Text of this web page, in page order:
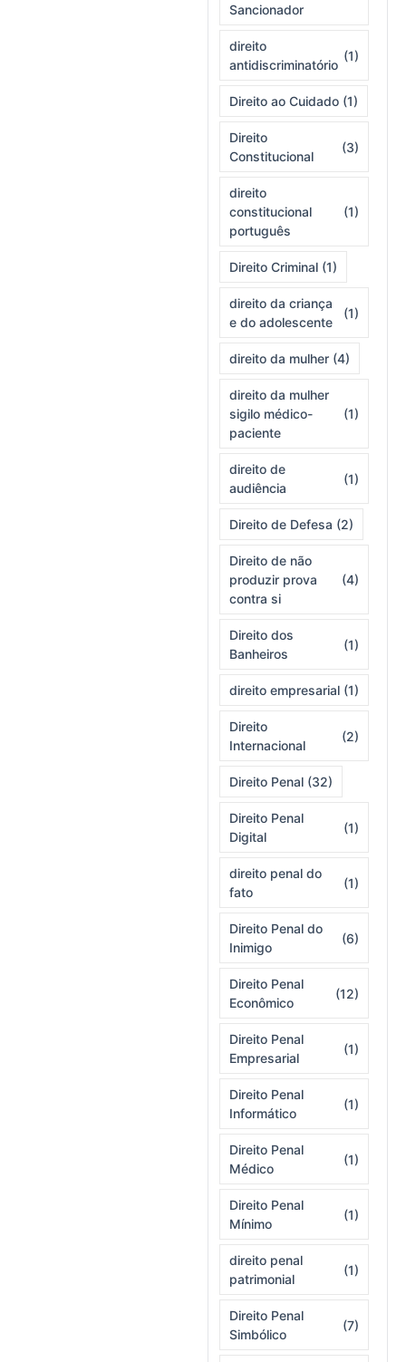
Sancionador
direito
antidiscriminatório
(1)
Direito ao Cuidado (1)
Direito
Constitucional
(3)
direito
constitucional
português
(1)
Direito Criminal (1)
direito da criança
e do adolescente
(1)
direito da mulher (4)
direito da mulher
sigilo médico-
paciente
(1)
direito de
audiência
(1)
Direito de Defesa (2)
Direito de não
produzir prova
contra si
(4)
Direito dos
Banheiros
(1)
direito empresarial (1)
Direito
Internacional
(2)
Direito Penal (32)
Direito Penal
Digital
(1)
direito penal do
fato
(1)
Direito Penal do
Inimigo
(6)
Direito Penal
Econômico
(12)
Direito Penal
Empresarial
(1)
Direito Penal
Informático
(1)
Direito Penal
Médico
(1)
Direito Penal
Mínimo
(1)
direito penal
patrimonial
(1)
Direito Penal
Simbólico
(7)